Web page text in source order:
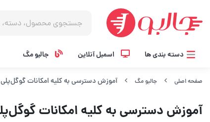
دسته بندی ها اسمبل آنلاین جالبو مگ
صفحه اصلی جالبو مگ آموزش دسترسی به کلیه امکانات گوگل‌پلی
آموزش دسترسی به کلیه امکانات